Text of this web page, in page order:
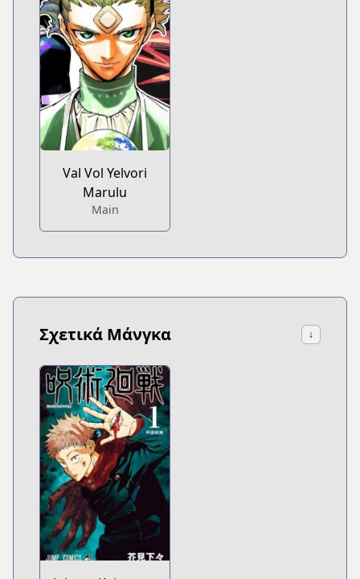
Val Vol Yelvori
Marulu
Main
Σχετικά Μάνγκα ↓